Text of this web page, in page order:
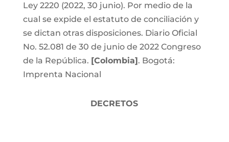
Ley 2220 (2022, 30 junio). Por medio de la
cual se expide el estatuto de conciliación y
se dictan otras disposiciones. Diario Oficial
No. 52.081 de 30 de junio de 2022 Congreso
de la República. [Colombia]. Bogotá:
Imprenta Nacional
DECRETOS